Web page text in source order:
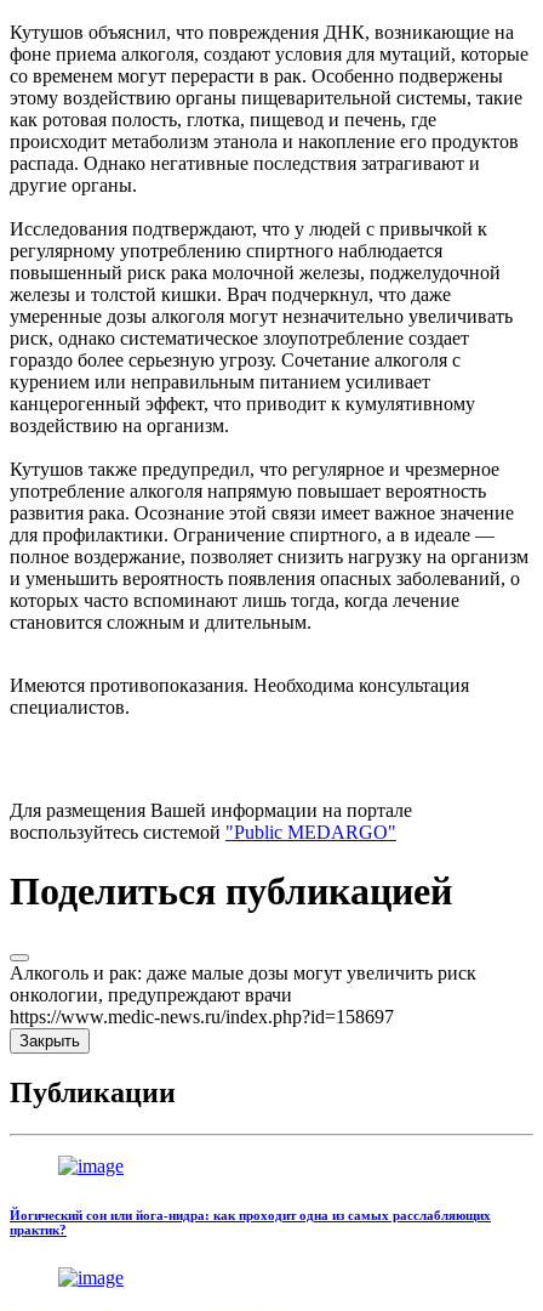
Кутушов объяснил, что повреждения ДНК, возникающие на
фоне приема алкоголя, создают условия для мутаций, которые
со временем могут перерасти в рак. Особенно подвержены
этому воздействию органы пищеварительной системы, такие
как ротовая полость, глотка, пищевод и печень, где
происходит метаболизм этанола и накопление его продуктов
распада. Однако негативные последствия затрагивают и
другие органы.
Исследования подтверждают, что у людей с привычкой к
регулярному употреблению спиртного наблюдается
повышенный риск рака молочной железы, поджелудочной
железы и толстой кишки. Врач подчеркнул, что даже
умеренные дозы алкоголя могут незначительно увеличивать
риск, однако систематическое злоупотребление создает
гораздо более серьезную угрозу. Сочетание алкоголя с
курением или неправильным питанием усиливает
канцерогенный эффект, что приводит к кумулятивному
воздействию на организм.
Кутушов также предупредил, что регулярное и чрезмерное
употребление алкоголя напрямую повышает вероятность
развития рака. Осознание этой связи имеет важное значение
для профилактики. Ограничение спиртного, а в идеале —
полное воздержание, позволяет снизить нагрузку на организм
и уменьшить вероятность появления опасных заболеваний, о
которых часто вспоминают лишь тогда, когда лечение
становится сложным и длительным.
Имеются противопоказания. Необходима консультация
специалистов.
Для размещения Вашей информации на портале
воспользуйтесь системой "Public MEDARGO"
Поделиться публикацией
Алкоголь и рак: даже малые дозы могут увеличить риск
онкологии, предупреждают врачи
https://www.medic-news.ru/index.php?id=158697
Закрыть
Публикации
Йогический сон или йога-нидра: как проходит одна из самых расслабляющих
практик?